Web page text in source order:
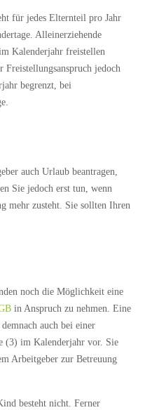
für jedes Elternteil pro Jahr
Alleinerziehende
Kalenderjahr freistellen
Freistellungsanspruch jedoch
begrenzt, bei
auch Urlaub beantragen,
Sie jedoch erst tun, wenn
mehr zusteht. Sie sollten Ihren
noch die Möglichkeit eine
in Anspruch zu nehmen. Eine
auch bei einer
(3) im Kalenderjahr vor. Sie
Arbeitgeber zur Betreuung
besteht nicht. Ferner